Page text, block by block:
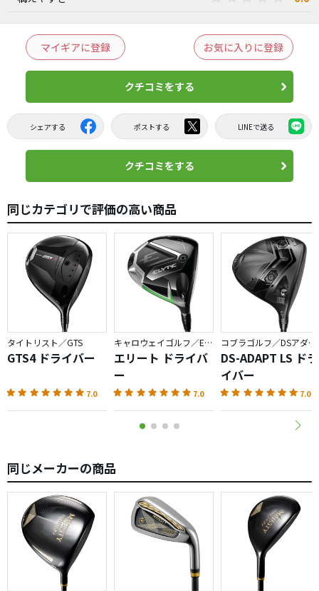
マイギアに登録 お気に入りに登録
クチコミをする
シェアする ポストする LINEで送る
クチコミをする
同じカテゴリで評価の高い商品
タイトリスト／GTS
GTS4 ドライバー
7.0
キャロウェイゴルフ／ELYTE
エリート ドライバ
ー
7.0
コブラゴルフ／DSアダプト
DS-ADAPT LS ドラ
イバー
7.0
同じメーカーの商品